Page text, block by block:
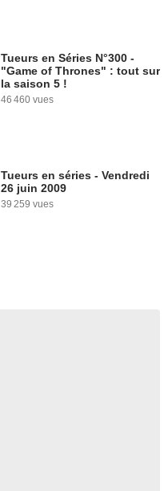
Tueurs en Séries N°300 -
"Game of Thrones" : tout sur
la saison 5 !
46 460 vues
Tueurs en séries - Vendredi
26 juin 2009
39 259 vues